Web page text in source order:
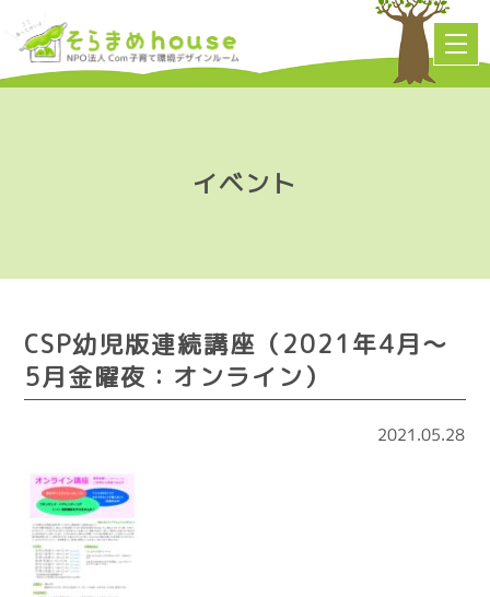
イベント
CSP幼児版連続講座（2021年4月～
5月金曜夜：オンライン）
2021.05.28